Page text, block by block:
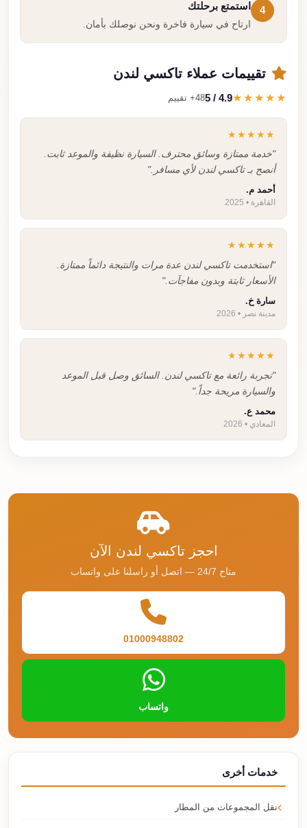
4
استمتع برحلتك
ارتاح في سيارة فاخرة ونحن نوصلك بأمان.
تقييمات عملاء تاكسي لندن
★★★★★
4.9 / 5 48+ تقييم
★★★★★
"خدمة ممتازة وسائق محترف. السيارة نظيفة والموعد ثابت.
أنصح بـ تاكسي لندن لأي مسافر."
أحمد م.
القاهرة • 2025
★★★★★
"استخدمت تاكسي لندن عدة مرات والنتيجة دائماً ممتازة.
الأسعار ثابتة وبدون مفاجآت."
سارة خ.
مدينة نصر • 2026
★★★★★
"تجربة رائعة مع تاكسي لندن. السائق وصل قبل الموعد
والسيارة مريحة جداً."
محمد ع.
المعادي • 2026
احجز تاكسي لندن الآن
متاح 24/7 — اتصل أو راسلنا على واتساب
01000948802
واتساب
خدمات أخرى
نقل المجموعات من المطار